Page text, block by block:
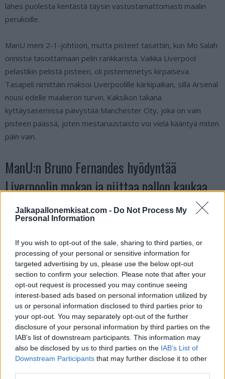
Jalkapallonemkisat.com - Do Not Process My
Personal Information
If you wish to opt-out of the sale, sharing to third parties, or
processing of your personal or sensitive information for
targeted advertising by us, please use the below opt-out
section to confirm your selection. Please note that after your
opt-out request is processed you may continue seeing
interest-based ads based on personal information utilized by
us or personal information disclosed to third parties prior to
your opt-out. You may separately opt-out of the further
disclosure of your personal information by third parties on the
IAB’s list of downstream participants. This information may
also be disclosed by us to third parties on the IAB’s List of
Downstream Participants that may further disclose it to other
lähes puolesta kentästä täysin vastustamattomasti maalin
perukoille.
ManU meni 2-1-johtoon, mutta pisteet tasattiin, kun Mo Salah
onnistui tasoittamaan pelin rankkarista. Vaikka Liverpool
pelastikin pelistä pisteen, oli pistemenetys kirpaiseva.
Tasapeli nimittäin maksoi Liverpoolille kärkipaikan, sillä Arsenal
nousi edelle maalieron turvin. Kaksikon takana
kyttäysasemissa päivystää Manchester City, joka on vain
pisteen päässä, joten mestaruustaisto voi vielä kääntyä miten
päin vain.
ManU:n Bruno Fernandes hyödyntää
Liverpoolin mokan ja niittaa pallon kaukaa
maaliin:
2140
Katso myös:
Täysin käsittämätön missaus – Nottinghamin
Chris Wood tykitti kahdesta metristä tolppaan